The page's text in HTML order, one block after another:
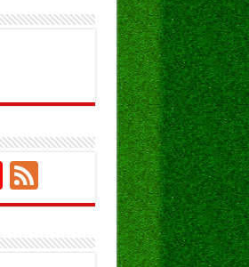
YouTube
Channel
Feed